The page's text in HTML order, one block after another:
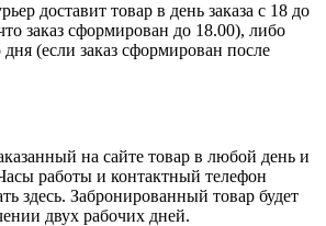
доставит товар в день заказа с 18 до
заказ сформирован до 18.00), либо
(если заказ сформирован после
на сайте товар в любой день и
работы и контактный телефон
здесь. Забронированный товар будет
двух рабочих дней.